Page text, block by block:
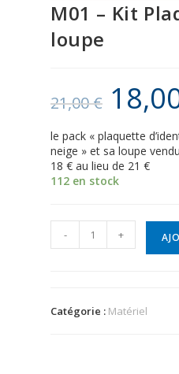
M01 – Kit
loupe
21,00€
le pack « plaquette
neige » et sa loupe
18 € au lieu de 21 €
112 en stock
- +
Catégorie : Matériel